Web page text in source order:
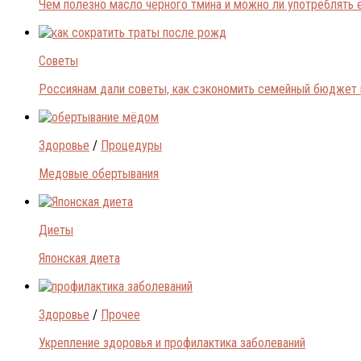
Чем полезно масло черного тмина и можно ли употреблять
Советы
Россиянам дали советы, как сэкономить семейный бюджет
Здоровье / Процедуры
Медовые обертывания
Диеты
Японская диета
Здоровье / Прочее
Укрепление здоровья и профилактика заболеваний